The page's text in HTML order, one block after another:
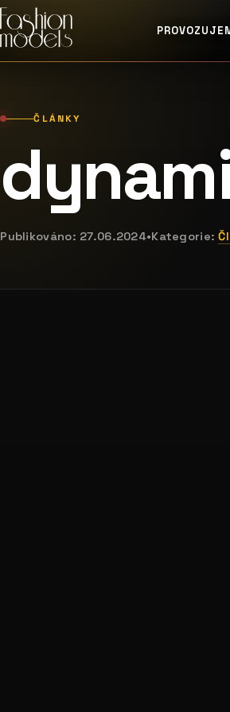
ČLÁNKY
Publikováno: 27.06.2024•Kategorie: